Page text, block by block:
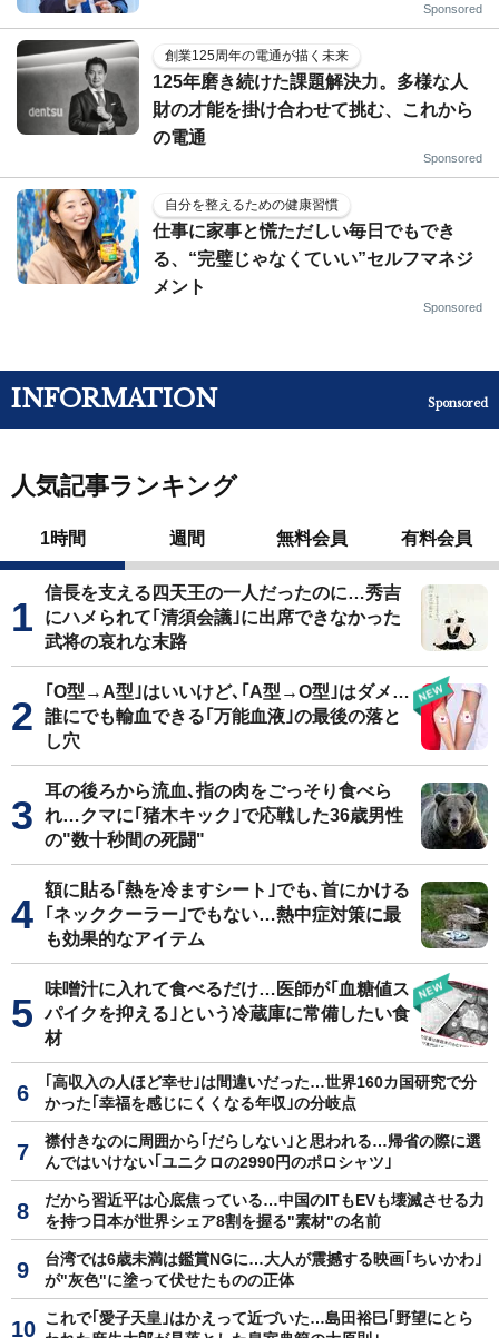
Sponsored
創業125周年の電通が描く未来
125年磨き続けた課題解決力。多様な人
財の才能を掛け合わせて挑む、これから
の電通
Sponsored
自分を整えるための健康習慣
仕事に家事と慌ただしい毎日でもでき
る、“完璧じゃなくていい”セルフマネジ
メント
Sponsored
INFORMATION Sponsored
人気記事ランキング
1時間 週間 無料会員 有料会員
信長を支える四天王の一人だったのに…秀吉
にハメられて｢清須会議｣に出席できなかった
武将の哀れな末路
｢O型→A型｣はいいけど､｢A型→O型｣はダメ…
誰にでも輸血できる｢万能血液｣の最後の落と
し穴
耳の後ろから流血､指の肉をごっそり食べら
れ…クマに｢猪木キック｣で応戦した36歳男性
の"数十秒間の死闘"
額に貼る｢熱を冷ますシート｣でも､首にかける
｢ネッククーラー｣でもない…熱中症対策に最
も効果的なアイテム
味噌汁に入れて食べるだけ…医師が｢血糖値ス
パイクを抑える｣という冷蔵庫に常備したい食
材
｢高収入の人ほど幸せ｣は間違いだった…世界160カ国研究で分
かった｢幸福を感じにくくなる年収｣の分岐点
襟付きなのに周囲から｢だらしない｣と思われる…帰省の際に選
んではいけない｢ユニクロの2990円のポロシャツ｣
だから習近平は心底焦っている…中国のITもEVも壊滅させる力
を持つ日本が世界シェア8割を握る"素材"の名前
台湾では6歳未満は鑑賞NGに…大人が震撼する映画｢ちいかわ｣
が"灰色"に塗って伏せたものの正体
これで｢愛子天皇｣はかえって近づいた…島田裕巳｢野望にとら